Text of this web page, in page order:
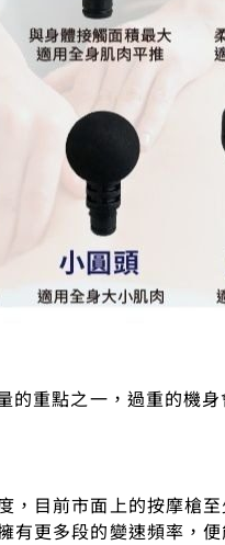
的重點之一，過重的機
，目前市面上的按摩槍
有更多段的變速頻率，